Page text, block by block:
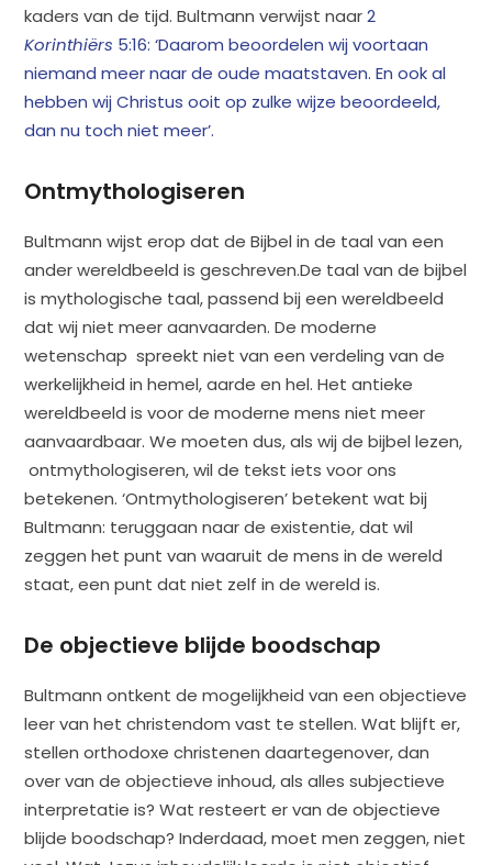
kaders van de tijd. Bultmann verwijst naar2
Korinthiërs 5:16: ‘Daarom beoordelen wij voortaan
niemand meer naar de oude maatstaven. En ook al
hebben wij Christus ooit op zulke wijze beoordeeld,
dan nu toch niet meer’.
Ontmythologiseren
Bultmann wijst erop dat de Bijbel in de taal van een
ander wereldbeeld is geschreven.De taal van de bijbel
is mythologische taal, passend bij een wereldbeeld
dat wij niet meer aanvaarden. De moderne
wetenschap spreekt niet van een verdeling van de
werkelijkheid in hemel, aarde en hel. Het antieke
wereldbeeld is voor de moderne mens niet meer
aanvaardbaar. We moeten dus, als wij de bijbel lezen,
ontmythologiseren, wil de tekst iets voor ons
betekenen. ‘Ontmythologiseren’ betekent wat bij
Bultmann: teruggaan naar de existentie, dat wil
zeggen het punt van waaruit de mens in de wereld
staat, een punt dat niet zelf in de wereld is.
De objectieve blijde boodschap
Bultmann ontkent de mogelijkheid van een objectieve
leer van het christendom vast te stellen. Wat blijft er,
stellen orthodoxe christenen daartegenover, dan
over van de objectieve inhoud, als alles subjectieve
interpretatie is? Wat resteert er van de objectieve
blijde boodschap? Inderdaad, moet men zeggen, niet